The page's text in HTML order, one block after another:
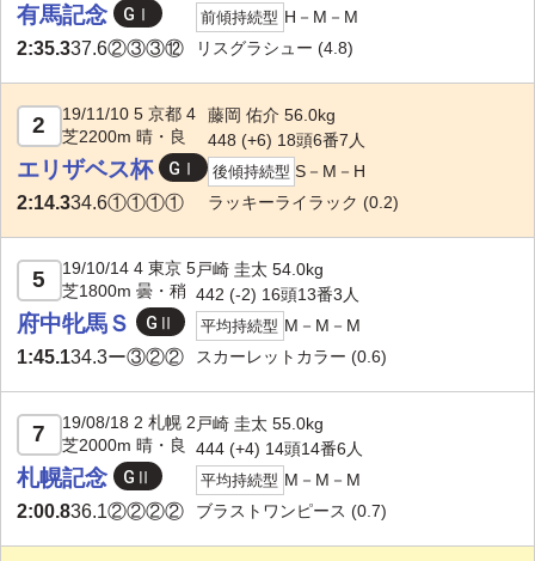
有馬記念
2:35.337.6②③③⑫
前傾持続型 H－M－M
リスグラシュー (4.8)
2
19/11/10 5 京都 4
芝2200m 晴・良
エリザベス杯
2:14.334.6①①①①
藤岡 佑介 56.0kg
448 (+6) 18頭6番7人
後傾持続型 S－M－H
ラッキーライラック (0.2)
5
19/10/14 4 東京 5
芝1800m 曇・稍
府中牝馬Ｓ
1:45.134.3ー③②②
戸崎 圭太 54.0kg
442 (-2) 16頭13番3人
平均持続型 M－M－M
スカーレットカラー (0.6)
7
19/08/18 2 札幌 2
芝2000m 晴・良
札幌記念
2:00.836.1②②②②
戸崎 圭太 55.0kg
444 (+4) 14頭14番6人
平均持続型 M－M－M
ブラストワンピース (0.7)